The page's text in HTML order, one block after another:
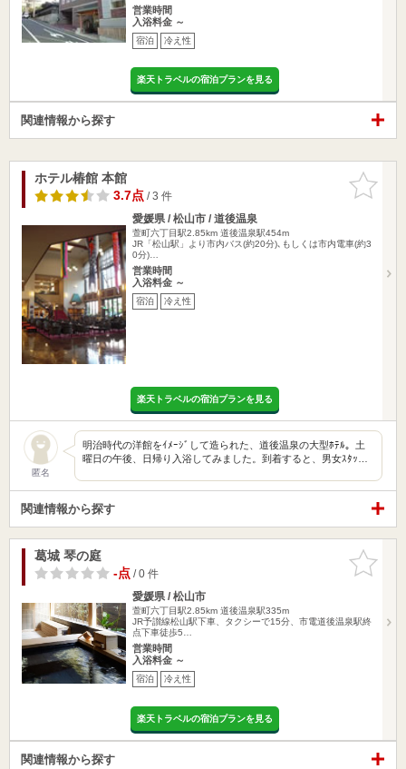
営業時間
入浴料金 ～
宿泊 冷え性
楽天トラベルの宿泊プランを見る
関連情報から探す
お気に入
りに追加
ホテル椿館 本館
3.7点/ 3 件
愛媛県 / 松山市 / 道後温泉
萱町六丁目駅2.85km 道後温泉駅454m
JR「松山駅」より市内バス(約20分)､もしくは市内電車(約3
0分)…
営業時間
入浴料金 ～
宿泊 冷え性
楽天トラベルの宿泊プランを見る
匿名
明治時代の洋館をｲﾒｰｼﾞして造られた、道後温泉の大型ﾎﾃﾙ。土
曜日の午後、日帰り入浴してみました。到着すると、男女ｽﾀｯ…
関連情報から探す
お気に入
りに追加
葛城 琴の庭
-点/ 0 件
愛媛県 / 松山市
萱町六丁目駅2.85km 道後温泉駅335m
JR予讃線松山駅下車、タクシーで15分、市電道後温泉駅終
点下車徒歩5…
営業時間
入浴料金 ～
宿泊 冷え性
楽天トラベルの宿泊プランを見る
関連情報から探す